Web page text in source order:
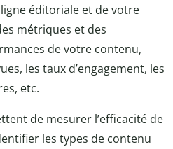
éditoriale et de votre
métriques et des
de votre contenu,
les taux d’engagement, les
etc.
de mesurer l’efficacité de
les types de contenu